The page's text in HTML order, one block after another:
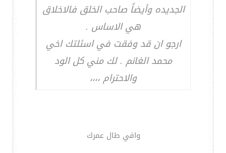
الجديده وأيضاً صاحب الخلق فالاخلاق
هي الاساس .
ارجو ان قد وفقت في اسئلتك اخي
محمد الغانم . لك مني كل الود
والاحترام ،،،،
وافي طال عمرك